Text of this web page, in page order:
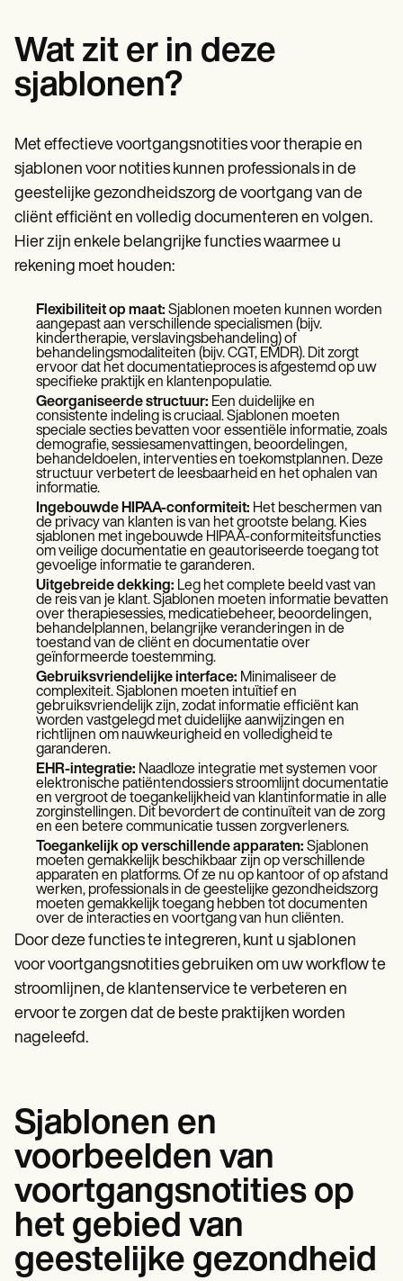
Wat zit er in deze
sjablonen?
Met effectieve voortgangsnotities voor therapie en
sjablonen voor notities kunnen professionals in de
geestelijke gezondheidszorg de voortgang van de
cliënt efficiënt en volledig documenteren en volgen.
Hier zijn enkele belangrijke functies waarmee u
rekening moet houden:
Flexibiliteit op maat: Sjablonen moeten kunnen worden
aangepast aan verschillende specialismen (bijv.
kindertherapie, verslavingsbehandeling) of
behandelingsmodaliteiten (bijv. CGT, EMDR). Dit zorgt
ervoor dat het documentatieproces is afgestemd op uw
specifieke praktijk en klantenpopulatie.
Georganiseerde structuur: Een duidelijke en
consistente indeling is cruciaal. Sjablonen moeten
speciale secties bevatten voor essentiële informatie, zoals
demografie, sessiesamenvattingen, beoordelingen,
behandeldoelen, interventies en toekomstplannen. Deze
structuur verbetert de leesbaarheid en het ophalen van
informatie.
Ingebouwde HIPAA-conformiteit: Het beschermen van
de privacy van klanten is van het grootste belang. Kies
sjablonen met ingebouwde HIPAA-conformiteitsfuncties
om veilige documentatie en geautoriseerde toegang tot
gevoelige informatie te garanderen.
Uitgebreide dekking: Leg het complete beeld vast van
de reis van je klant. Sjablonen moeten informatie bevatten
over therapiesessies, medicatiebeheer, beoordelingen,
behandelplannen, belangrijke veranderingen in de
toestand van de cliënt en documentatie over
geïnformeerde toestemming.
Gebruiksvriendelijke interface: Minimaliseer de
complexiteit. Sjablonen moeten intuïtief en
gebruiksvriendelijk zijn, zodat informatie efficiënt kan
worden vastgelegd met duidelijke aanwijzingen en
richtlijnen om nauwkeurigheid en volledigheid te
garanderen.
EHR-integratie: Naadloze integratie met systemen voor
elektronische patiëntendossiers stroomlijnt documentatie
en vergroot de toegankelijkheid van klantinformatie in alle
zorginstellingen. Dit bevordert de continuïteit van de zorg
en een betere communicatie tussen zorgverleners.
Toegankelijk op verschillende apparaten: Sjablonen
moeten gemakkelijk beschikbaar zijn op verschillende
apparaten en platforms. Of ze nu op kantoor of op afstand
werken, professionals in de geestelijke gezondheidszorg
moeten gemakkelijk toegang hebben tot documenten
over de interacties en voortgang van hun cliënten.
Door deze functies te integreren, kunt u sjablonen
voor voortgangsnotities gebruiken om uw workflow te
stroomlijnen, de klantenservice te verbeteren en
ervoor te zorgen dat de beste praktijken worden
nageleefd.
Sjablonen en
voorbeelden van
voortgangsnotities op
het gebied van
geestelijke gezondheid